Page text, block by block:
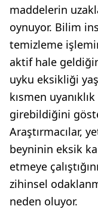
maddelerin
oynuyor. Bilim
temizleme
aktif hale
uyku eksikliği
kısmen
girebildiğini
Araştırmacılar,
beyninin eksik
etmeye
zihinsel
neden oluyor.